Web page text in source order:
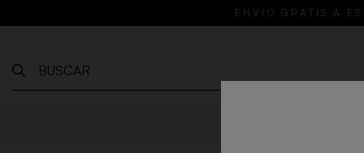
ENVÍO GRATIS A